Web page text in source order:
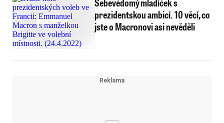
prezidentskou ambicí. 10 věcí, co
jste o Macronovi asi nevěděli